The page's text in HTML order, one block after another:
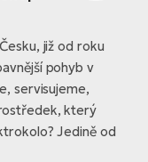
již od roku
pohyb v
servisujeme,
který
Jedině od